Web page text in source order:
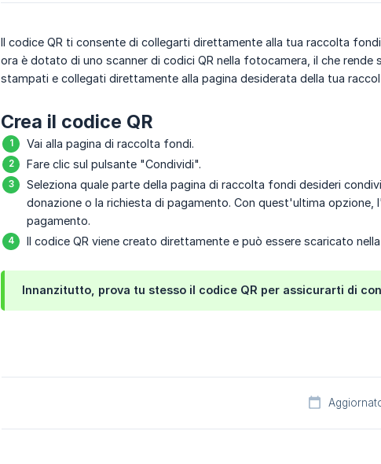
Il codice QR ti consente di collegarti direttamente alla tua raccolta
ora è dotato di uno scanner di codici QR nella fotocamera, il che rende
stampati e collegati direttamente alla pagina desiderata della tua
Crea il codice QR
Vai alla pagina di raccolta fondi.
Fare clic sul pulsante "Condividi".
Seleziona quale parte della pagina di raccolta fondi desideri
donazione o la richiesta di pagamento. Con quest'ultima
pagamento.
Il codice QR viene creato direttamente e può essere scaricato
Innanzitutto, prova tu stesso il codice QR per assicurarti di